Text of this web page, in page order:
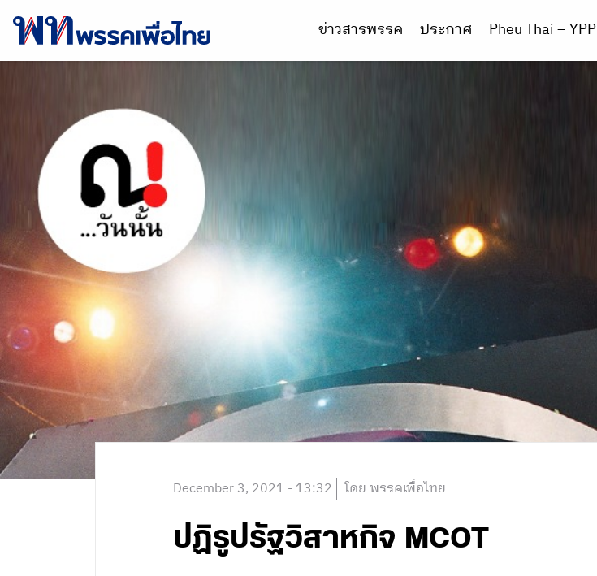
ข่าวสารพรรค ประกาศ Pheu Thai – YPP
December 3, 2021 - 13:32 โดย พรรคเพื่อไทย
ปฏิรูปรัฐวิสาหกิจ MCOT